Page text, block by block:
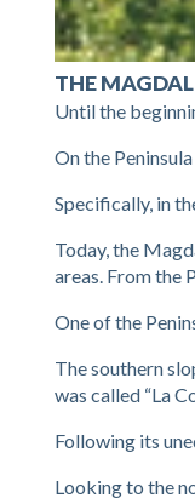
THE
Until the
On the
Specifically, in
Не завжди є
особливо коли
зайвих
максимально
дочекатися
зазвичай
надійну
Today, the
areas. From the
One of the
The southern
was called “La
Following its
Looking to the